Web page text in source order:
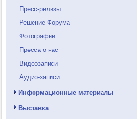
Пресс-релизы
Решение Форума
Фотографии
Пресса о нас
Видеозаписи
Аудио-записи
Информационные материалы
Выставка